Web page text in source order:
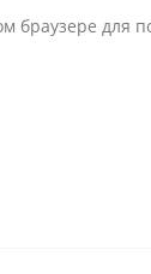
браузере для